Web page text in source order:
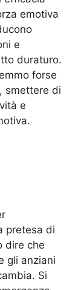
emotiva
e
duraturo.
forse
smettere di
e
pretesa di
dire che
gli anziani
Si